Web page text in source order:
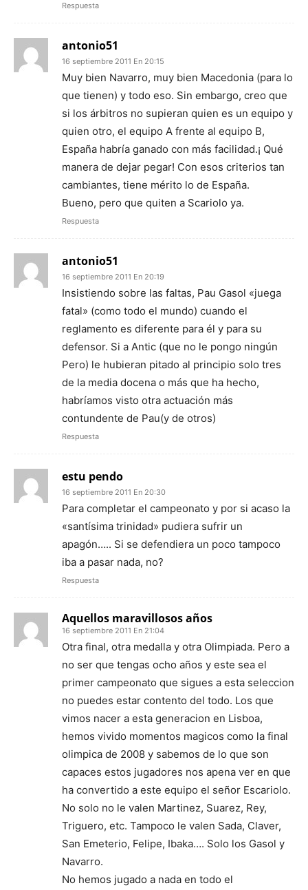
Respuesta
antonio51
16 septiembre 2011 En 20:15
Muy bien Navarro, muy bien Macedonia (para lo
que tienen) y todo eso. Sin embargo, creo que
si los árbitros no supieran quien es un equipo y
quien otro, el equipo A frente al equipo B,
España habría ganado con más facilidad.¡ Qué
manera de dejar pegar! Con esos criterios tan
cambiantes, tiene mérito lo de España.
Bueno, pero que quiten a Scariolo ya.
Respuesta
antonio51
16 septiembre 2011 En 20:19
Insistiendo sobre las faltas, Pau Gasol «juega
fatal» (como todo el mundo) cuando el
reglamento es diferente para él y para su
defensor. Si a Antic (que no le pongo ningún
Pero) le hubieran pitado al principio solo tres
de la media docena o más que ha hecho,
habríamos visto otra actuación más
contundente de Pau(y de otros)
Respuesta
estu pendo
16 septiembre 2011 En 20:30
Para completar el campeonato y por si acaso la
«santísima trinidad» pudiera sufrir un
apagón….. Si se defendiera un poco tampoco
iba a pasar nada, no?
Respuesta
Aquellos maravillosos años
16 septiembre 2011 En 21:04
Otra final, otra medalla y otra Olimpiada. Pero a
no ser que tengas ocho años y este sea el
primer campeonato que sigues a esta seleccion
no puedes estar contento del todo. Los que
vimos nacer a esta generacion en Lisboa,
hemos vivido momentos magicos como la final
olimpica de 2008 y sabemos de lo que son
capaces estos jugadores nos apena ver en que
ha convertido a este equipo el señor Escariolo.
No solo no le valen Martinez, Suarez, Rey,
Triguero, etc. Tampoco le valen Sada, Claver,
San Emeterio, Felipe, Ibaka…. Solo los Gasol y
Navarro.
No hemos jugado a nada en todo el